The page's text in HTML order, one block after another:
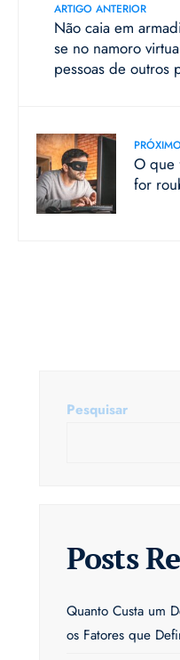
ARTIGO ANTERIOR
Não caia em
se no namoro
pessoas de outros
O que
for
Pesquisar
Posts
Quanto Custa um
os Fatores que